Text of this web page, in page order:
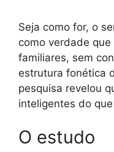
Seja como for, o
como verdade
familiares, sem
estrutura fonética
pesquisa revelou
inteligentes do
O estudo